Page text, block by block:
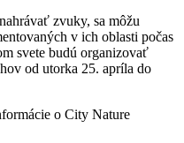
zvuky, sa môžu
v ich oblasti počas
svete budú organizovať
od utorka 25. apríla do
o City Nature